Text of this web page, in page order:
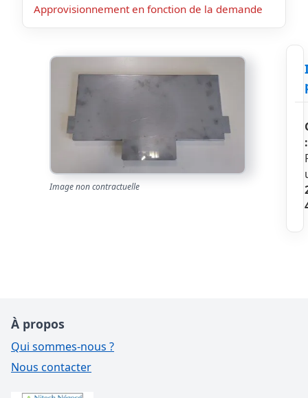
Approvisionnement en fonction de la demande
Image non contractuelle
:
À propos
Qui sommes-nous ?
Nous contacter